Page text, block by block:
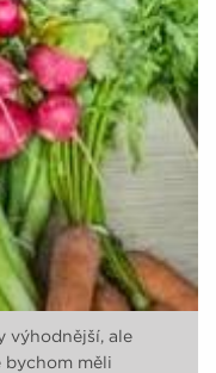
výhodnější, ale
bychom měli